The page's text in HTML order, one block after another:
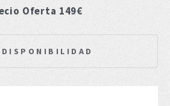
Oferta 149€
DISPONIBILIDAD